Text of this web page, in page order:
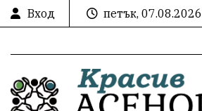
Вход
петък, 07.08.2026